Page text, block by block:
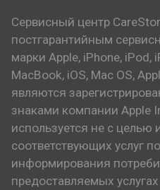
Сервисный центр
постгарантийным
марки Apple, iPhone, iPod,
MacBook, iOS, Mac OS,
являются
знаками компании Apple
используется не с целью
соответствующих услуг
информирования
предоставляемых